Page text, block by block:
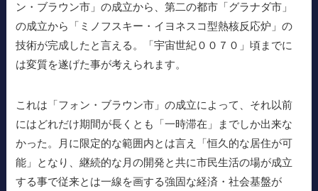
ン・ブラウン市」の成立から、第二の都市「グラナダ市」
の成立から「ミノフスキー・イヨネスコ型熱核反応炉」の
技術が完成したと言える。「宇宙世紀００７０」頃までに
は変質を遂げた事が考えられます。
これは「フォン・ブラウン市」の成立によって、それ以前
にはどれだけ期間が長くとも「一時滞在」までしか出来な
かった。月に限定的な範囲内とは言え「恒久的な居住が可
能」となり、継続的な月の開発と共に市民生活の場が成立
する事で従来とは一線を画する強固な経済・社会基盤が